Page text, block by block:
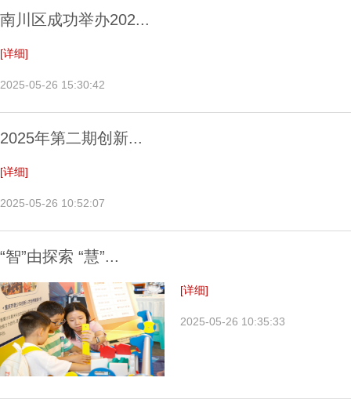
南川区成功举办202...
[详细]
2025-05-26 15:30:42
2025年第二期创新...
[详细]
2025-05-26 10:52:07
“智”由探索 “慧”...
[详细]
2025-05-26 10:35:33